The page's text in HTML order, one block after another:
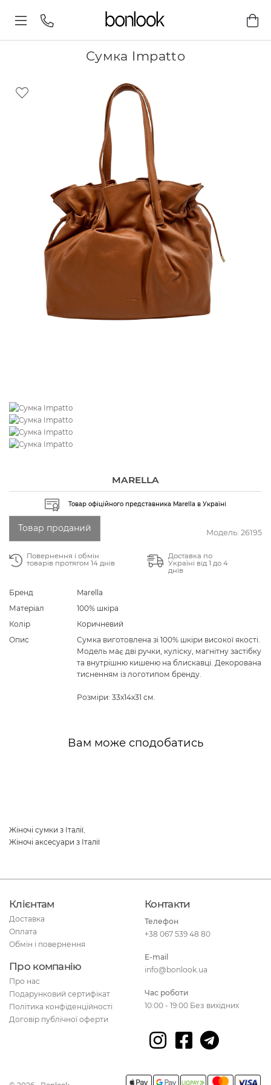
Сумка Impatto
MARELLA
Товар офіційного представника Marella в Україні
Модель: 26195
Товар проданий
Повернення і обмін
товарів протягом 14 днів
Доставка по
Україні від 1 до 4
днів
Бренд
Marella
Матеріал
100% шкіра
Колір
Коричневий
Опис
Сумка виготовлена зі 100% шкіри високої якості.
Модель має дві ручки, куліску, магнітну застібку
та внутрішню кишеню на блискавці. Декорована
тисненням із логотипом бренду.
Розміри: 33х14х31 см.
Вам може сподобатись
Жіночі сумки з Італії
Жіночі аксесуари з Італії
Клієнтам
Доставка
Оплата
Обмін і повернення
Про компанію
Про нас
Подарунковий сертифікат
Політика конфіденційності
Договір публічної оферти
Контакти
Телефон
+38 067 539 48 80
E-mail
info@bonlook.ua
Час роботи
10:00 - 19:00 Без вихідних